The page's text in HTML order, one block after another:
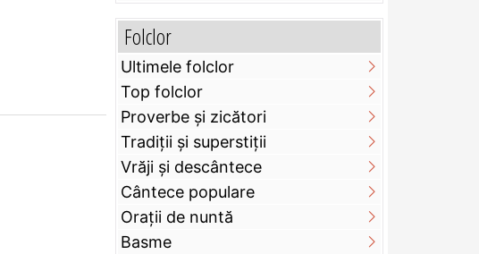
Folclor
Ultimele folclor
Top folclor
Proverbe și zicători
Tradiții și superstiții
Vrăji și descântece
Cântece populare
Orații de nuntă
Basme